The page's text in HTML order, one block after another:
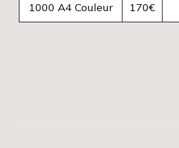
1000 A4 Couleur 170€